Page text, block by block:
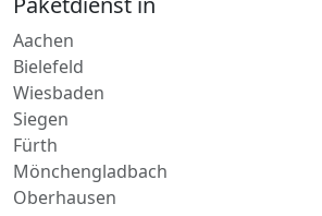
Wiesbaden
Siegen
Fürth
Mönchengladbach
Oberhausen
Lieferdienst in
Katzenelnbogen